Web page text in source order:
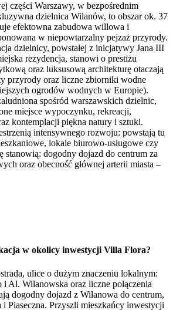
części Warszawy, w bezpośrednim
dzielnica Wilanów, to obszar ok. 37
efektowna zabudowa willowa i
w niepowtarzalny pejzaż przyrody.
dzielnicy, powstałej z inicjatywy Jana III
rezydencja, stanowi o prestiżu
oraz luksusową architekturę otaczają
przyrody oraz liczne zbiorniki wodne
ogrodów wodnych w Europie).
spośród warszawskich dzielnic,
miejsce wypoczynku, rekreacji,
kontemplacji piękna natury i sztuki.
intensywnego rozwoju: powstają tu
lokale biurowo-usługowe czy
stanowią: dogodny dojazd do centrum za
oraz obecność głównej arterii miasta –
w okolicy inwestycji Villa Flora?
ulice o dużym znaczeniu lokalnym:
Al. Wilanowska oraz liczne połączenia
dogodny dojazd z Wilanowa do centrum,
i Piaseczna. Przyszli mieszkańcy inwestycji